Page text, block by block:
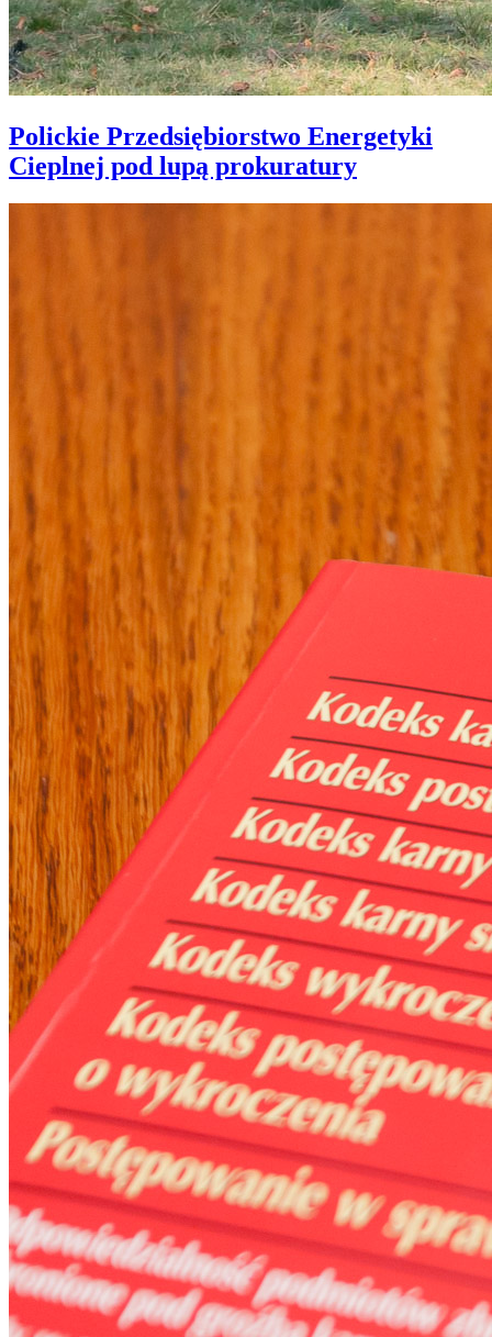
Polickie Przedsiębiorstwo Energetyki
Cieplnej pod lupą prokuratury